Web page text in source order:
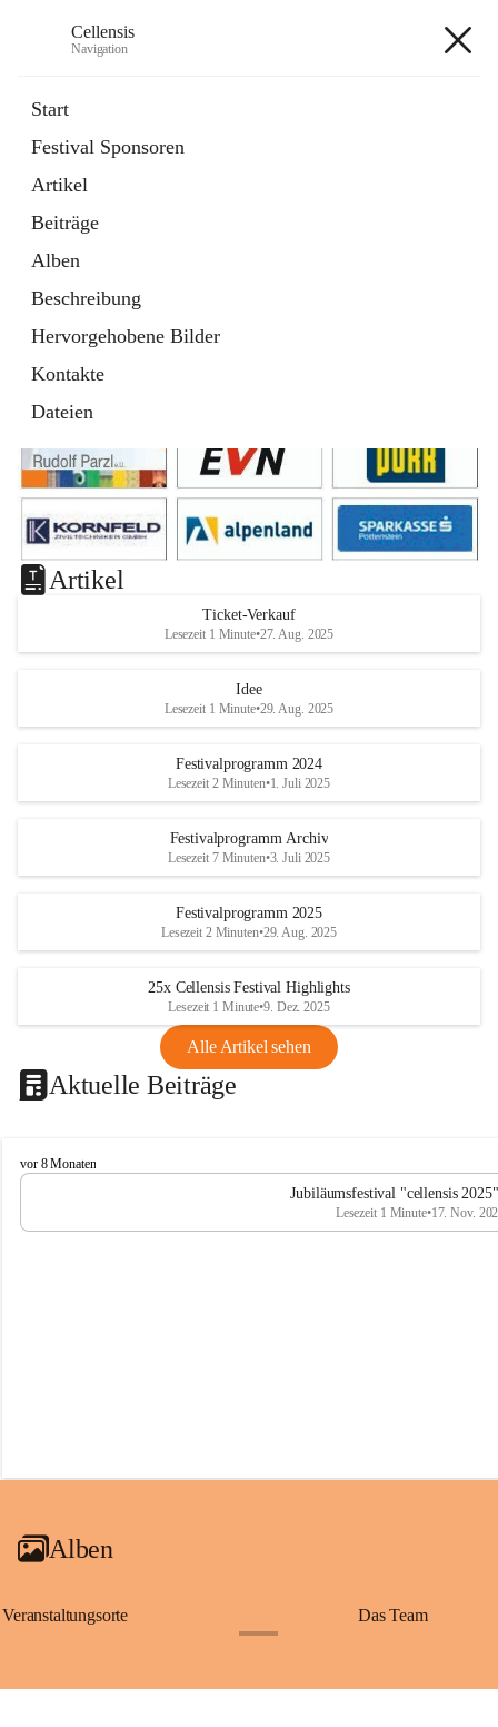
Cellensis
Navigation
Start
Festival Sponsoren
Artikel
Beiträge
Alben
Beschreibung
Hervorgehobene Bilder
Kontakte
Dateien
Festival Sponsoren
Artikel
Ticket-Verkauf
Lesezeit 1 Minute•27. Aug. 2025
Idee
Lesezeit 1 Minute•29. Aug. 2025
Festivalprogramm 2024
Lesezeit 2 Minuten•1. Juli 2025
Festivalprogramm Archiv
Lesezeit 7 Minuten•3. Juli 2025
Festivalprogramm 2025
Lesezeit 2 Minuten•29. Aug. 2025
25x Cellensis Festival Highlights
Lesezeit 1 Minute•9. Dez. 2025
Alle Artikel sehen
Aktuelle Beiträge
C
e
l
vor 8 Monaten
Jubiläumsfestival "cellensis
Lesezeit 1 Minute•17. Nov.
Alben
Veranstaltungsorte Das Team